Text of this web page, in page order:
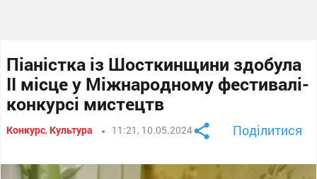
Піаністка із Шосткинщини здобула
ІІ місце у Міжнародному фестивалі-
конкурсі мистецтв
Конкурс, Культура 11:21, 10.05.2024 Поділитися